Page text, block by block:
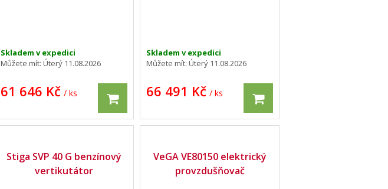
Skladem v expedici
Můžete mít: Úterý 11.08.2026
61 646 Kč / ks
Skladem v expedici
Můžete mít: Úterý 11.08.2026
66 491 Kč / ks
Stiga SVP 40 G benzínový
vertikutátor
VeGA VE80150 elektrický
provzdušňovač